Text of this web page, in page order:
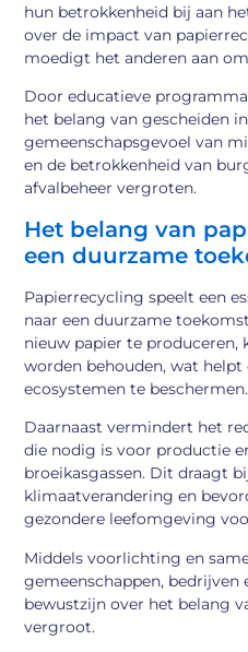
hun betrokkenheid bij aan
over de impact van
moedigt het anderen aan
Door educatieve
het belang van gescheiden
gemeenschapsgevoel van
en de betrokkenheid van
afvalbeheer vergroten.
Het belang van
een duurzame
Papierrecycling speelt een
naar een duurzame
nieuw papier te produceren,
worden behouden, wat
ecosystemen te beschermen.
Daarnaast vermindert het
die nodig is voor productie
broeikasgassen. Dit draagt
klimaatverandering en
gezondere leefomgeving
Middels voorlichting en
gemeenschappen, bedrijven
bewustzijn over het belang
vergroot.